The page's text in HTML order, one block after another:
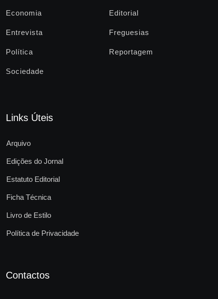
Economia Editorial
Entrevista Freguesias
Política Reportagem
Sociedade
Links Úteis
Arquivo
Edições do Jornal
Estatuto Editorial
Ficha Técnica
Livro de Estilo
Política de Privacidade
Contactos